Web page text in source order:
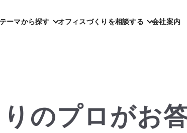
ーマから探す オフィスづくりを相談する 会社案内
のプロがお